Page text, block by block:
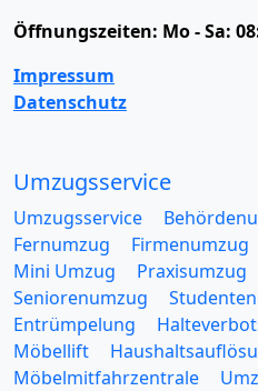
Öffnungszeiten: Mo - Sa:
Impressum
Datenschutz
Umzugsservice
Umzugsservice
Fernumzug
Firmenumzug
Mini Umzug
Praxisumzug
Seniorenumzug
Entrümpelung
Möbellift
Möbelmitfahrzentrale